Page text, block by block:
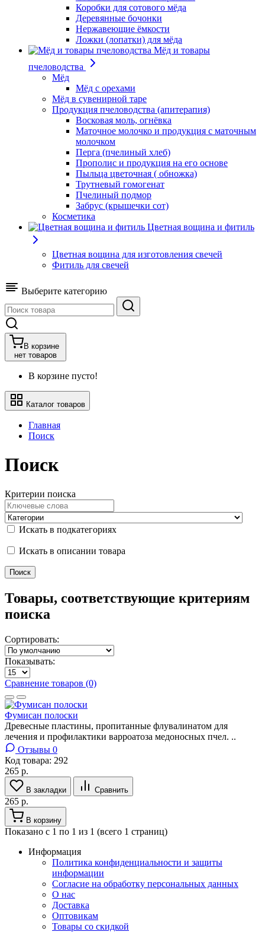
Коробки для сотового мёда
Деревянные бочонки
Нержавеющие ёмкости
Ложки (лопатки) для мёда
Мёд и товары
пчеловодства
Мёд
Мёд с орехами
Мёд в сувенирной таре
Продукция пчеловодства (апитерапия)
Восковая моль, огнёвка
Маточное молочко и продукция с маточным
молочком
Перга (пчелиный хлеб)
Прополис и продукция на его основе
Пыльца цветочная ( обножка)
Трутневый гомогенат
Пчелиный подмор
Забрус (крышечки сот)
Косметика
Цветная вощина и фитиль
Цветная вощина для изготовления свечей
Фитиль для свечей
Выберите категорию
В корзине
нет товаров
В корзине пусто!
Каталог товаров
Главная
Поиск
Поиск
Критерии поиска
Искать в подкатегориях
Искать в описании товара
Товары, соответствующие критериям
поиска
Сортировать:
Показывать:
Сравнение товаров (0)
Фумисан полоски
Древесные пластины, пропитанные флувалинатом для
лечения и профилактики варроатоза медоносных пчел. ..
Отзывы 0
Код товара: 292
265 р.
В закладки Сравнить
265 р.
В корзину
Показано с 1 по 1 из 1 (всего 1 страниц)
Информация
Политика конфиденциальности и защиты
информации
Согласие на обработку персональных данных
О нас
Доставка
Оптовикам
Товары со скидкой